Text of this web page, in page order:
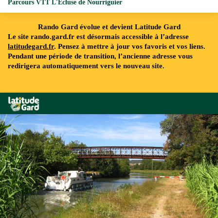
Rando Gard évolue et devient Latitude Gard
Le site rando.gard.fr est désormais accessible à l’adresse
latitudegard.fr. Pensez à mettre à jour vos favoris et vos liens.
Pendant une période de transition, l’ancienne adresse vous
redirigera automatiquement vers le nouveau site.
Rando Gard
Parcours VTT L'Ecluse de Nourriguier